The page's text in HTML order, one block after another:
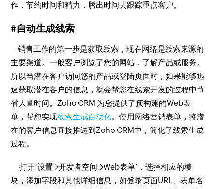
作，节约时间和精力，腾出时间去跟踪重点客户。
#自动生成线索
销售工作的第一步是获取线索，现在网络是线索来源的
主要渠道。一般客户浏览了您的网站，了解产品或服务。
所以当潜在客户访问您的产品或登陆页面时，如果能够迅
速获取潜在客户的信息，就会帮您在线索开发的过程中节
省大量时间。Zoho CRM 为您提供了预构建的Web表
单，帮您实现线索生成自动化。使用网络营销表单，将潜
在的客户信息直接推送到Zoho CRM中，简化了线索生成
过程。
打开‘设置→开发者空间→Web表单’，选择相应的模
块，添加字段和其他详细信息，如登录页面URL、表单名